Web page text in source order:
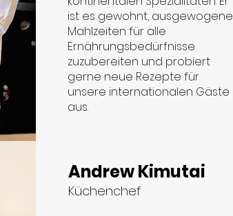
ist es gewohnt, ausgewogene
Mahlzeiten für alle
Ernährungsbedürfnisse
zuzubereiten und probiert
gerne neue Rezepte für
unsere internationalen Gäste
aus.
Andrew Kimutai
Küchenchef